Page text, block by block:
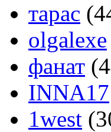
тарас
olgalexe
фанат
INNA17
1west